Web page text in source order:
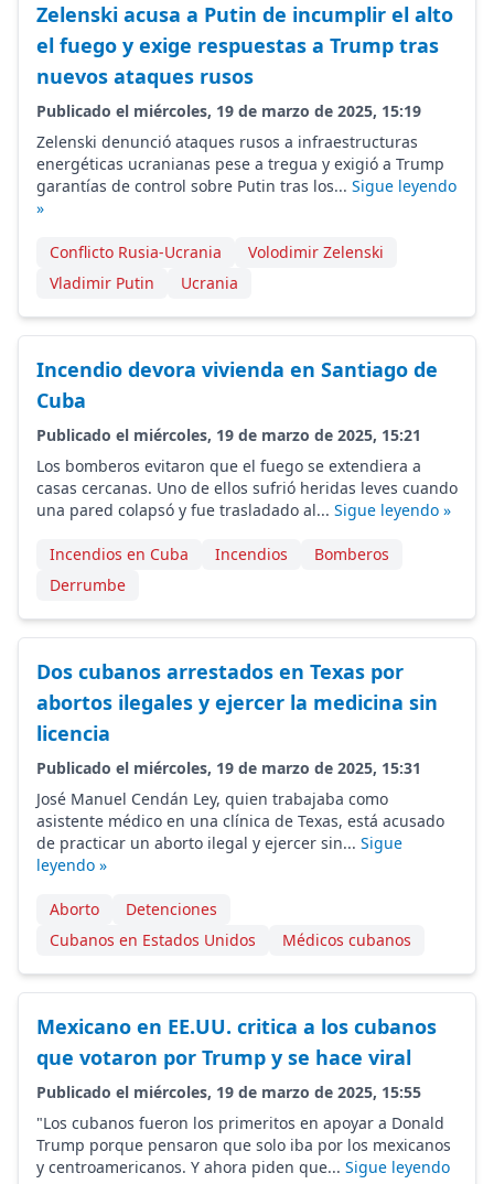
Zelenski acusa a Putin de incumplir el alto
el fuego y exige respuestas a Trump tras
nuevos ataques rusos
Publicado el miércoles, 19 de marzo de 2025, 15:19
Zelenski denunció ataques rusos a infraestructuras
energéticas ucranianas pese a tregua y exigió a Trump
garantías de control sobre Putin tras los... Sigue leyendo
»
Conflicto Rusia-Ucrania
Volodimir Zelenski
Vladimir Putin
Ucrania
Incendio devora vivienda en Santiago de
Cuba
Publicado el miércoles, 19 de marzo de 2025, 15:21
Los bomberos evitaron que el fuego se extendiera a
casas cercanas. Uno de ellos sufrió heridas leves cuando
una pared colapsó y fue trasladado al... Sigue leyendo »
Incendios en Cuba Incendios
Bomberos
Derrumbe
Dos cubanos arrestados en Texas por
abortos ilegales y ejercer la medicina sin
licencia
Publicado el miércoles, 19 de marzo de 2025, 15:31
José Manuel Cendán Ley, quien trabajaba como
asistente médico en una clínica de Texas, está acusado
de practicar un aborto ilegal y ejercer sin... Sigue
leyendo »
Aborto
Detenciones
Cubanos en Estados Unidos
Médicos cubanos
Mexicano en EE.UU. critica a los cubanos
que votaron por Trump y se hace viral
Publicado el miércoles, 19 de marzo de 2025, 15:55
"Los cubanos fueron los primeritos en apoyar a Donald
Trump porque pensaron que solo iba por los mexicanos
y centroamericanos. Y ahora piden que... Sigue leyendo